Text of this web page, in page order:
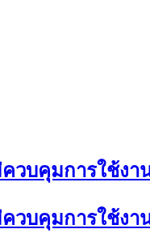
ควบคุมการใช้งา
ควบคุมการใช้งา